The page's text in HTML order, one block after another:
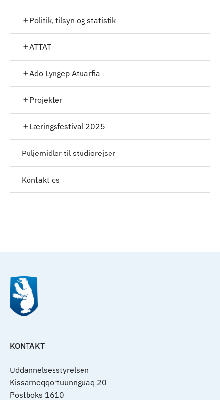
Politik, tilsyn og statistik
ATTAT
Ado Lyngep Atuarfia
Projekter
Læringsfestival 2025
Puljemidler til studierejser
Kontakt os
KONTAKT
Uddannelsesstyrelsen
Kissarneqqortuunnguaq 20
Postboks 1610